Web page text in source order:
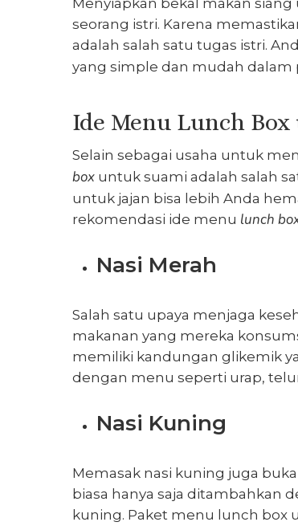
Menyiapkan bekal makan
seorang istri. Karena
adalah salah satu tugas istri.
yang simple dan mudah dalam
Ide Menu Lunch
Selain sebagai usaha untuk
box untuk suami adalah salah
untuk jajan bisa lebih Anda
rekomendasi ide menu lunch
Nasi Merah
Salah satu upaya menjaga
makanan yang mereka
memiliki kandungan glikemik
dengan menu seperti urap,
Nasi Kuning
Memasak nasi kuning juga
biasa hanya saja ditambahkan
kuning. Paket menu lunch box